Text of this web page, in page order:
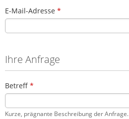
E-Mail-Adresse *
Ihre Anfrage
Betreff *
Kurze, prägnante Beschreibung der Anfrage.